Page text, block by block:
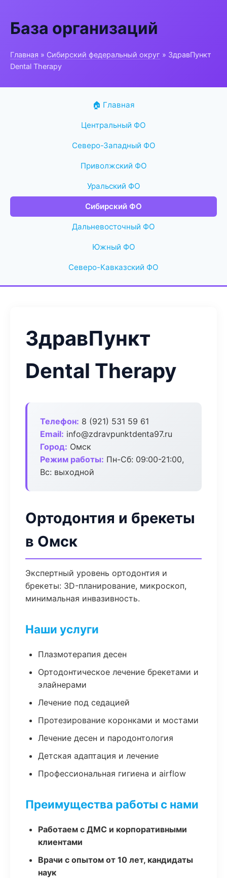
База организаций
Главная » Сибирский федеральный округ » ЗдравПункт
Dental Therapy
🏠 Главная
Центральный ФО
Северо-Западный ФО
Приволжский ФО
Уральский ФО
Сибирский ФО
Дальневосточный ФО
Южный ФО
Северо-Кавказский ФО
ЗдравПункт
Dental Therapy
Телефон: 8 (921) 531 59 61
Email: info@zdravpunktdenta97.ru
Город: Омск
Режим работы: Пн-Сб: 09:00-21:00,
Вс: выходной
Ортодонтия и брекеты
в Омск
Экспертный уровень ортодонтия и
брекеты: 3D-планирование, микроскоп,
минимальная инвазивность.
Наши услуги
Плазмотерапия десен
Ортодонтическое лечение брекетами и
элайнерами
Лечение под седацией
Протезирование коронками и мостами
Лечение десен и пародонтология
Детская адаптация и лечение
Профессиональная гигиена и airflow
Преимущества работы с нами
Работаем с ДМС и корпоративными
клиентами
Врачи с опытом от 10 лет, кандидаты
наук